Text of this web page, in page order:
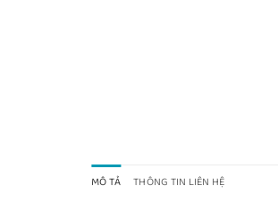
MÔ TẢ THÔNG TIN LIÊN HỆ